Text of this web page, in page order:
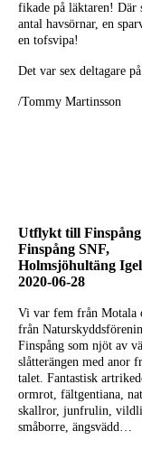
fikade på läktaren! Där
antal havsörnar, en
en tofsvipa!
Det var sex deltagare
/Tommy Martinsson
Utflykt till Finspång
Finspång SNF,
Holmsjöhultäng
2020-06-28
Vi var fem från Motala
från
Finspång som njöt av
slåtterängen med anor
talet. Fantastisk
ormrot, fältgentiana,
skallror, junfrulin,
småborre, ängsvädd…